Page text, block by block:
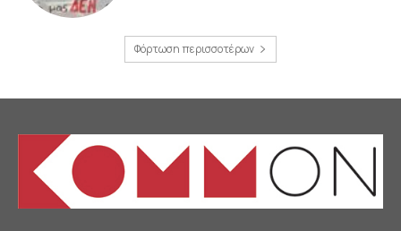
Φόρτωση περισσοτέρων